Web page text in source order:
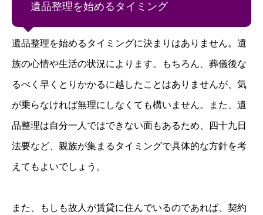
遺品整理を始めるタイミング
遺品整理を始めるタイミングに決まりはありません。遺
族の心情や生活の状況によります。もちろん、葬儀後な
るべく早くとりかかるに越したことはありませんが、気
が乗らなければ無理にしなくても構いません。また、遺
品整理は自分一人ではできない面もあるため、四十九日
法要など、親族が集まるタイミングで具体的な方針を考
えてもよいでしょう。
また、もしも故人が賃貸に住んでいるのであれば、契約